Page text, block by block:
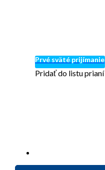
Prvé sväté prijímanie
Pridať do listu prianí